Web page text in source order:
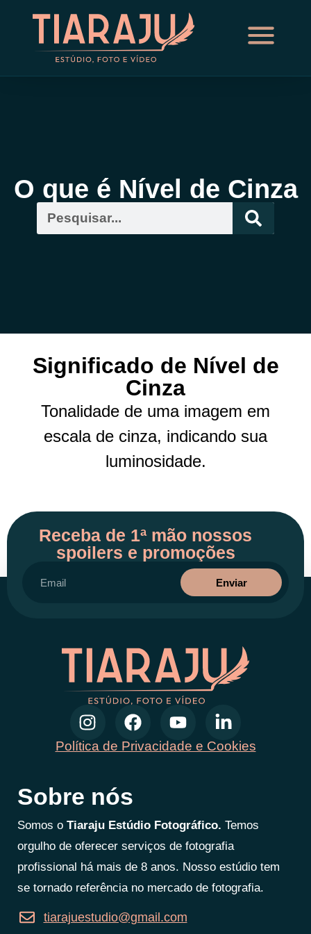
O que é Nível de Cinza
Significado de Nível de
Cinza
Tonalidade de uma imagem em
escala de cinza, indicando sua
luminosidade.
Receba de 1ª mão nossos
spoilers e promoções
Enviar
Política de Privacidade e Cookies
Sobre nós
Somos o Tiaraju Estúdio Fotográfico. Temos
orgulho de oferecer serviços de fotografia
profissional há mais de 8 anos. Nosso estúdio tem
se tornado referência no mercado de fotografia.
tiarajuestudio@gmail.com